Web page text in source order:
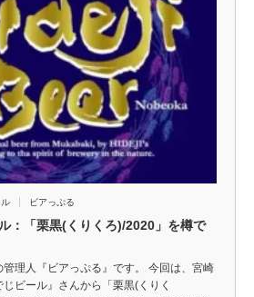
ビアっぷる
：「栗黒(くりくろ)/2020」を樽で
理人『ビアっぷる』です。 今回は、宮崎
ビール』さんから「栗黒(くりく